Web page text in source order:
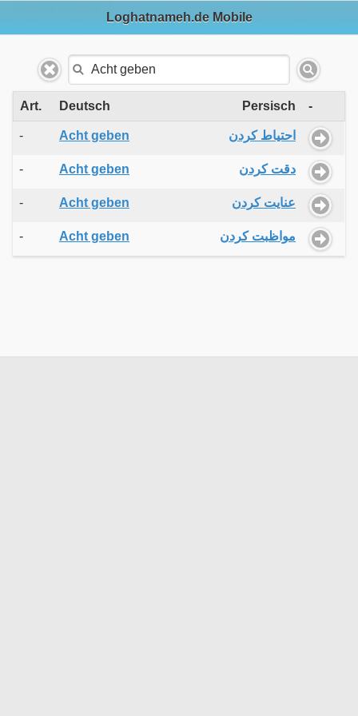
Loghatnameh.de Mobile
Art. Deutsch Persisch -
- Acht geben احتیاط کردن
- Acht geben دقت کردن
- Acht geben عنایت کردن
- Acht geben مواظبت کردن